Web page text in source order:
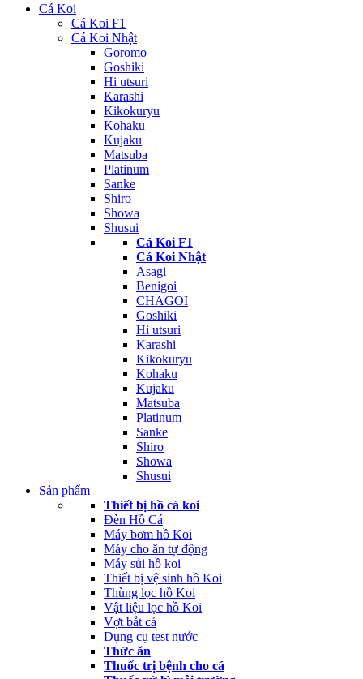
Cá Koi
Cá Koi F1
Cá Koi Nhật
Goromo
Goshiki
Hi utsuri
Karashi
Kikokuryu
Kohaku
Kujaku
Matsuba
Platinum
Sanke
Shiro
Showa
Shusui
Cá Koi F1
Cá Koi Nhật
Asagi
Benigoi
CHAGOI
Goshiki
Hi utsuri
Karashi
Kikokuryu
Kohaku
Kujaku
Matsuba
Platinum
Sanke
Shiro
Showa
Shusui
Sản phẩm
Thiết bị hồ cá koi
Đèn Hồ Cá
Máy bơm hồ Koi
Máy cho ăn tự động
Máy sủi hồ koi
Thiết bị vệ sinh hồ Koi
Thùng lọc hồ Koi
Vật liệu lọc hồ Koi
Vợt bắt cá
Dụng cụ test nước
Thức ăn
Thuốc trị bệnh cho cá